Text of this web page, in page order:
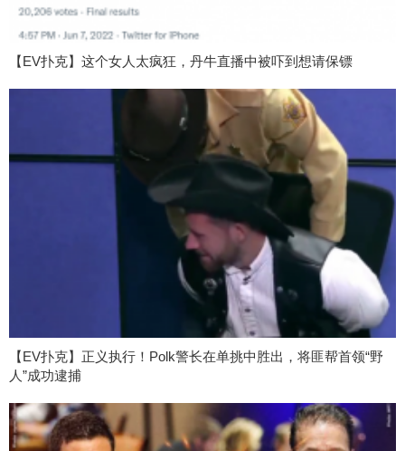
【EV扑克】这个女人太疯狂，丹牛直播中被吓到想请保镖
【EV扑克】正义执行！Polk警长在单挑中胜出，将匪帮首领“野
人”成功逮捕